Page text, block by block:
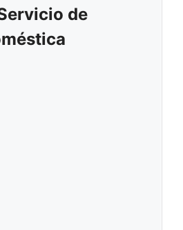
de